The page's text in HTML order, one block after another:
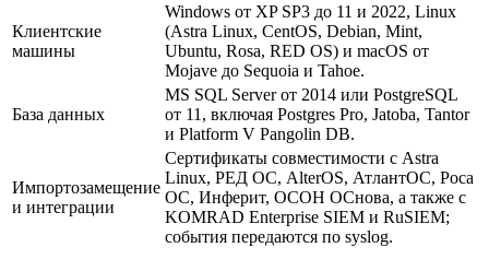
Клиентские
машины
Windows от XP SP3 до 11 и 2022, Linux
(Astra Linux, CentOS, Debian, Mint,
Ubuntu, Rosa, RED OS) и macOS от
Mojave до Sequoia и Tahoe.
База данных
MS SQL Server от 2014 или PostgreSQL
от 11, включая Postgres Pro, Jatoba, Tantor
и Platform V Pangolin DB.
Импортозамещение
и интеграции
Сертификаты совместимости с Astra
Linux, РЕД ОС, AlterOS, АтлантОС, Роса
ОС, Инферит, ОСОН ОСнова, а также с
KOMRAD Enterprise SIEM и RuSIEM;
события передаются по syslog.